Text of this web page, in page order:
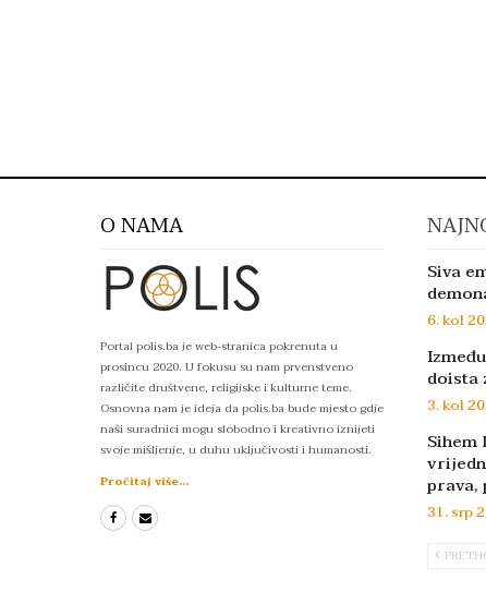
O NAMA
Portal polis.ba je web-stranica pokrenuta u
prosincu 2020. U fokusu su nam prvenstveno
različite društvene, religijske i kulturne teme.
Osnovna nam je ideja da polis.ba bude mjesto gdje
naši suradnici mogu slobodno i kreativno iznijeti
svoje mišljenje, u duhu uključivosti i humanosti.
Pročitaj više...
Siva
6. kol
doista
3. kol
Sihem
31. srp